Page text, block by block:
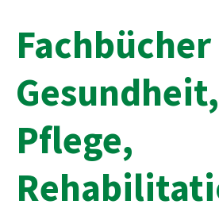
Fachbücher
Gesundheit,
Pflege,